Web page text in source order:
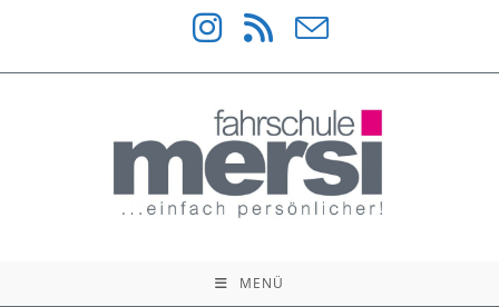
springen
MENÜ